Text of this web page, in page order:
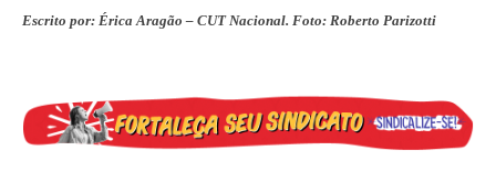
Escrito por: Érica Aragão – CUT Nacional. Foto: Roberto Parizotti